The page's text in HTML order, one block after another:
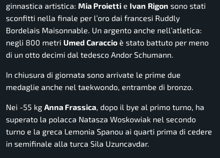
ginnastica artistica: Mia Proietti e Ivan Rigon sono stati
sconfitti nella finale per l’oro dai francesi Ruddly
Bordelais Maisonnable. Un argento anche nell’atletica:
negli 800 metri Umed Caraccio è stato battuto per meno
di un otto decimi dal tedesco Andor Schumann.
In chiusura di giornata sono arrivate le prime due
medaglie anche nel taekwondo, entrambe di bronzo.
Nei -55 kg Anna Frassica , dopo il bye al primo turno, ha
superato la polacca Natasza Woskowiak nel secondo
turno e la greca Lemonia Spanou ai quarti prima di cedere
in semifinale alla turca Sila Uzuncavdar.